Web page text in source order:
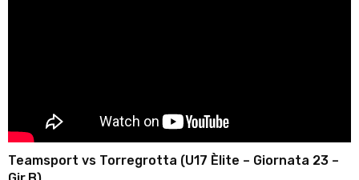
Teamsport vs Torregrotta (U17 Èlite – Giornata 23 –